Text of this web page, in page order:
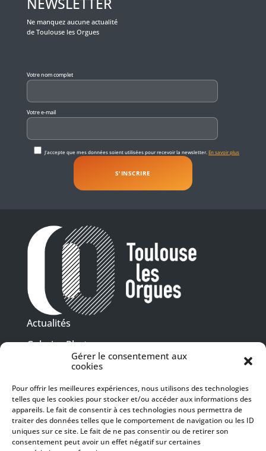
Gérer le consentement aux
cookies
Pour offrir les meilleures expériences, nous utilisons des technologies
telles que les cookies pour stocker et/ou accéder aux informations des
appareils. Le fait de consentir à ces technologies nous permettra de
traiter des données telles que le comportement de navigation ou les ID
uniques sur ce site. Le fait de ne pas consentir ou de retirer son
consentement peut avoir un effet négatif sur certaines
Ne manquez aucune actualité
de Toulouse les Orgues
Votre nom complet
Votre e-mail
J'accepte que mes données soient utilisées pour recevoir la newsletter.En savoir plus
Actualités
Galeries Photos
Vidéothèque
Presse
Programme PDF
Billetterie
Recrutement
Mentions légales